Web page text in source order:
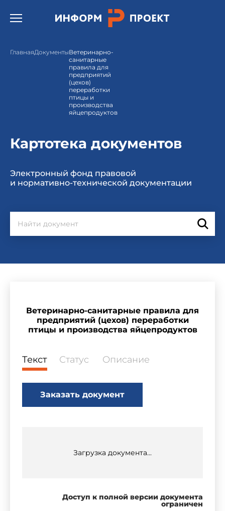
Открыть бургер меню.
ГлавнаяДокументыВетеринарно-
санитарные
правила для
предприятий
(цехов)
переработки
птицы и
производства
яйцепродуктов
Картотека документов
Электронный фонд правовой
и нормативно-технической документации
Ветеринарно-санитарные правила для
предприятий (цехов) переработки
птицы и производства яйцепродуктов
Текст Статус Описание
Заказать документ
Загрузка документа...
Доступ к полной версии документа
ограничен